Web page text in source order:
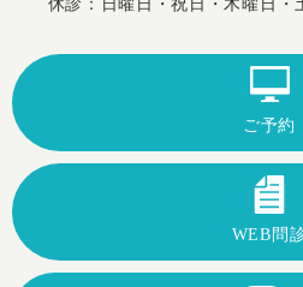
休診：日曜日・祝日・木曜日・
ご予約
WEB問